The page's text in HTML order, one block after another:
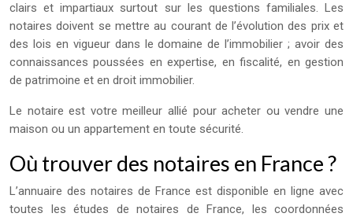
clairs et impartiaux surtout sur les questions familiales. Les
notaires doivent se mettre au courant de l’évolution des prix et
des lois en vigueur dans le domaine de l’immobilier ; avoir des
connaissances poussées en expertise, en fiscalité, en gestion
de patrimoine et en droit immobilier.
Le notaire est votre meilleur allié pour acheter ou vendre une
maison ou un appartement en toute sécurité.
Où trouver des notaires en France ?
L’annuaire des notaires de France est disponible en ligne avec
toutes les études de notaires de France, les coordonnées